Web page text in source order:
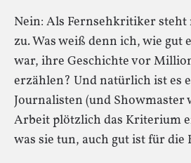
Nein: Als Fernsehkritiker
zu. Was weiß denn ich, wie gut
war, ihre Geschichte vor
erzählen? Und natürlich ist es
Journalisten (und
Arbeit plötzlich das Kriterium
was sie tun, auch gut ist für die